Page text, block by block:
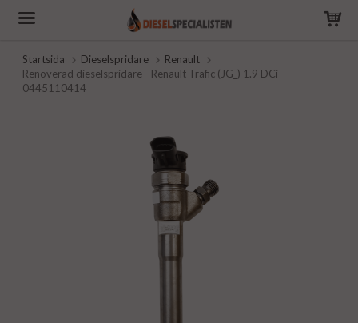
Startsida Dieselspridare
Renault
Renoverad dieselspridare - Renault Trafic (JG_) 1.9 DCi -
0445110414